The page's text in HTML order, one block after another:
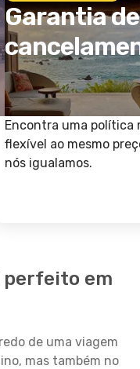
Garantia de
Encontra uma política
flexível ao mesmo
nós igualamos.
perfeito em
de uma viagem
mas também no